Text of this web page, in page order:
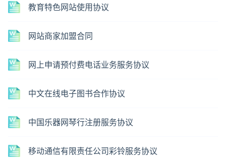
教育特色网站使用协议
网站商家加盟合同
网上申请预付费电话业务服务协议
中文在线电子图书合作协议
中国乐器网琴行注册服务协议
移动通信有限责任公司彩铃服务协议